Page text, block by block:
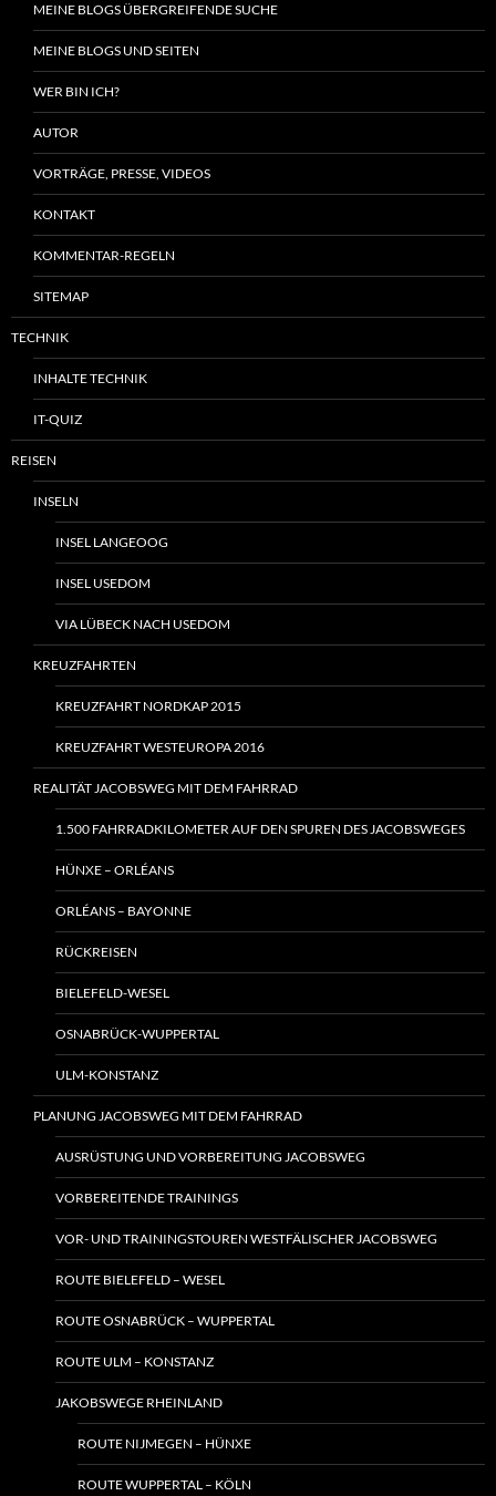
MEINE BLOGS ÜBERGREIFENDE SUCHE
MEINE BLOGS UND SEITEN
WER BIN ICH?
AUTOR
VORTRÄGE, PRESSE, VIDEOS
KONTAKT
KOMMENTAR-REGELN
SITEMAP
TECHNIK
INHALTE TECHNIK
IT-QUIZ
REISEN
INSELN
INSEL LANGEOOG
INSEL USEDOM
VIA LÜBECK NACH USEDOM
KREUZFAHRTEN
KREUZFAHRT NORDKAP 2015
KREUZFAHRT WESTEUROPA 2016
REALITÄT JACOBSWEG MIT DEM FAHRRAD
1.500 FAHRRADKILOMETER AUF DEN SPUREN DES JACOBSWEGES
HÜNXE – ORLÉANS
ORLÉANS – BAYONNE
RÜCKREISEN
BIELEFELD-WESEL
OSNABRÜCK-WUPPERTAL
ULM-KONSTANZ
PLANUNG JACOBSWEG MIT DEM FAHRRAD
AUSRÜSTUNG UND VORBEREITUNG JACOBSWEG
VORBEREITENDE TRAININGS
VOR- UND TRAININGSTOUREN WESTFÄLISCHER JACOBSWEG
ROUTE BIELEFELD – WESEL
ROUTE OSNABRÜCK – WUPPERTAL
ROUTE ULM – KONSTANZ
JAKOBSWEGE RHEINLAND
ROUTE NIJMEGEN – HÜNXE
ROUTE WUPPERTAL – KÖLN